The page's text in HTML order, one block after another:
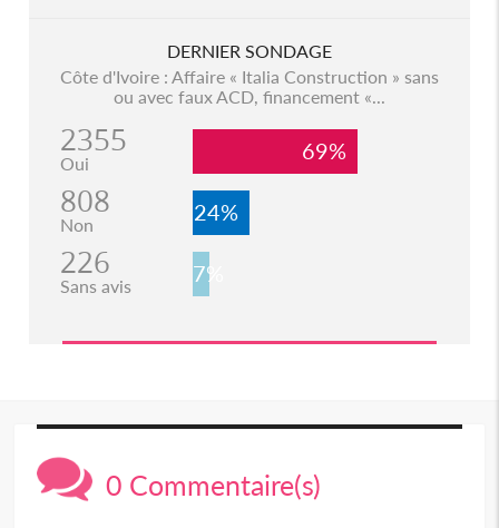
DERNIER SONDAGE
Côte d'Ivoire : Affaire « Italia Construction » sans
ou avec faux ACD, financement «...
2355
Oui 69%
808
Non 24%
226
Sans avis 7%
0 Commentaire(s)